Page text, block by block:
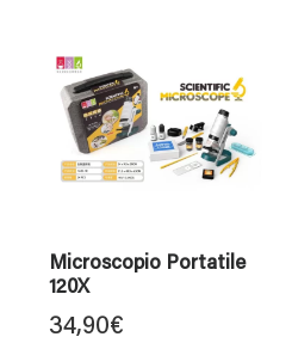
Microscopio Portatile
120X
34,90€